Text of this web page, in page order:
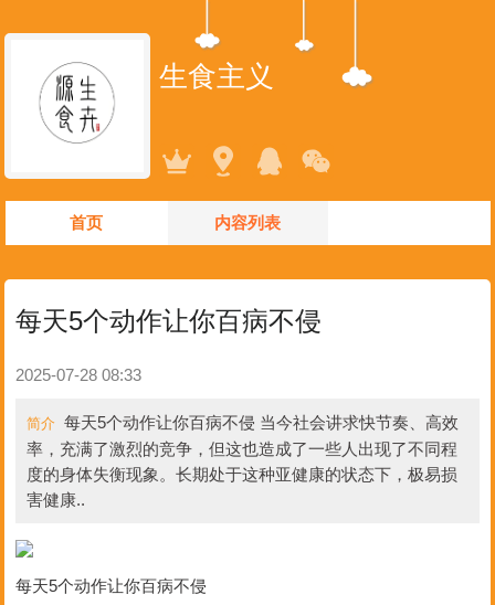
生食主义
首页 内容列表
每天5个动作让你百病不侵
2025-07-28 08:33
简介 每天5个动作让你百病不侵 当今社会讲求快节奏、高效
率，充满了激烈的竞争，但这也造成了一些人出现了不同程
度的身体失衡现象。长期处于这种亚健康的状态下，极易损
害健康..
每天5个动作让你百病不侵